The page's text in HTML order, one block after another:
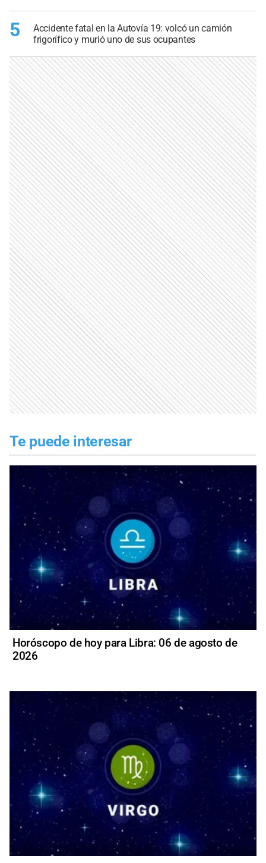
5
Accidente fatal en la Autovía 19: volcó un camión
frigorífico y murió uno de sus ocupantes
Te puede interesar
Horóscopo de hoy para Libra: 06 de agosto de
2026